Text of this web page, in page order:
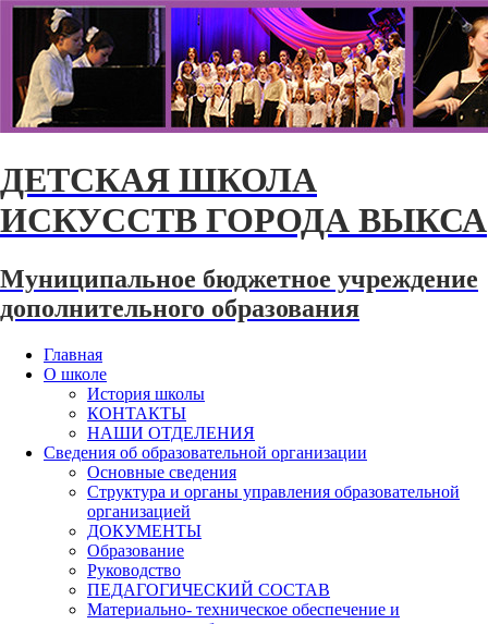
ДЕТСКАЯ ШКОЛА
ИСКУССТВ ГОРОДА ВЫКСА
Муниципальное бюджетное учреждение
дополнительного образования
Главная
О школе
История школы
КОНТАКТЫ
НАШИ ОТДЕЛЕНИЯ
Сведения об образовательной организации
Основные сведения
Структура и органы управления образовательной
организацией
ДОКУМЕНТЫ
Образование
Руководство
ПЕДАГОГИЧЕСКИЙ СОСТАВ
Материально- техническое обеспечение и